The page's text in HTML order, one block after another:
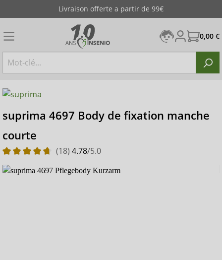
Livraison offerte a partir de 99€
0,00 €
suprima 4697 Body de fixation manche
courte
(18) 4.78/5.0